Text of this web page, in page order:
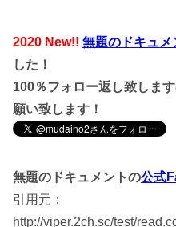
2020 New!! 無題のドキュ
した！
100％フォロー返し致しま
願い致します！
無題のドキュメントの公式
引用元：
http://viper.2ch.sc/test/